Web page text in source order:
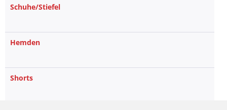
Schuhe/Stiefel
Hemden
Shorts